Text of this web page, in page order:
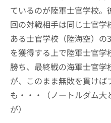
ているのが陸軍士官学校
回の対戦相手は同じ士官
ある士官学校（陸海空）の
を獲得する上で陸軍士官
勝ち、最終戦の海軍士官
が、このまま無敗を貫け
も・・・（ノートルダム
が）